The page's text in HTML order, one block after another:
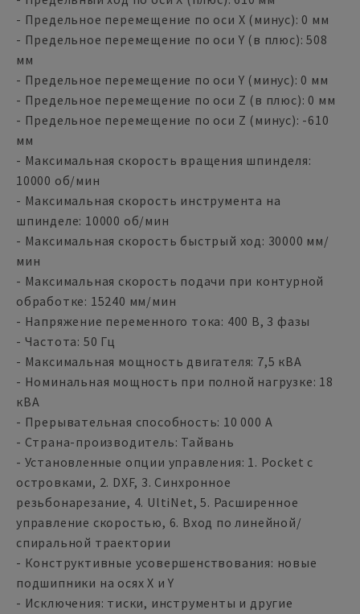
- Предельное перемещение по оси X (минус): 0 мм
- Предельное перемещение по оси Y (в плюс): 508
мм
- Предельное перемещение по оси Y (минус): 0 мм
- Предельное перемещение по оси Z (в плюс): 0 мм
- Предельное перемещение по оси Z (минус): -610
мм
- Максимальная скорость вращения шпинделя:
10000 об/мин
- Максимальная скорость инструмента на
шпинделе: 10000 об/мин
- Максимальная скорость быстрый ход: 30000 мм/
мин
- Максимальная скорость подачи при контурной
обработке: 15240 мм/мин
- Напряжение переменного тока: 400 В, 3 фазы
- Частота: 50 Гц
- Максимальная мощность двигателя: 7,5 кВА
- Номинальная мощность при полной нагрузке: 18
кВА
- Прерывательная способность: 10 000 А
- Страна-производитель: Тайвань
- Установленные опции управления: 1. Pocket с
островками, 2. DXF, 3. Синхронное
резьбонарезание, 4. UltiNet, 5. Расширенное
управление скоростью, 6. Вход по линейной/
спиральной траектории
- Конструктивные усовершенствования: новые
подшипники на осях X и Y
- Исключения: тиски, инструменты и другие